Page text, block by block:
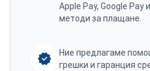
Apple Pay, Google Pay
методи за плащане.
Ние предлагаме
грешки и гаранция